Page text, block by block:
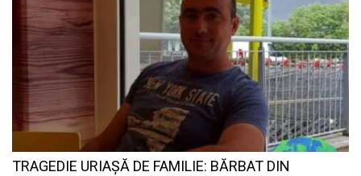
TRAGEDIE URIAŞĂ DE FAMILIE: BĂRBAT DIN